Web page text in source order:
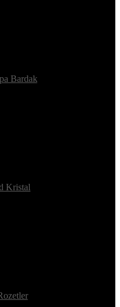
Bardak
Kristal